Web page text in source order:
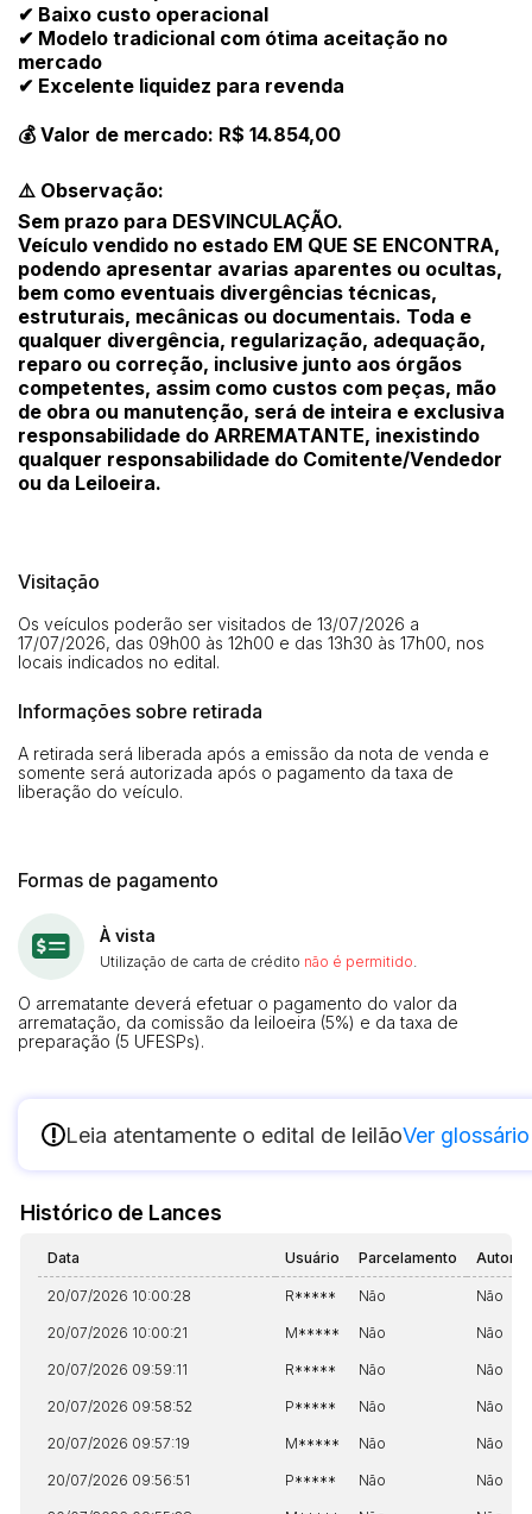
✔ Baixo custo operacional
✔ Modelo tradicional com ótima aceitação no
mercado
✔ Excelente liquidez para revenda
💰 Valor de mercado: R$ 14.854,00
⚠️ Observação:
Sem prazo para DESVINCULAÇÃO.
Veículo vendido no estado EM QUE SE ENCONTRA,
podendo apresentar avarias aparentes ou ocultas,
bem como eventuais divergências técnicas,
estruturais, mecânicas ou documentais. Toda e
qualquer divergência, regularização, adequação,
reparo ou correção, inclusive junto aos órgãos
competentes, assim como custos com peças, mão
de obra ou manutenção, será de inteira e exclusiva
responsabilidade do ARREMATANTE, inexistindo
qualquer responsabilidade do Comitente/Vendedor
ou da Leiloeira.
Visitação
Os veículos poderão ser visitados de 13/07/2026 a
17/07/2026, das 09h00 às 12h00 e das 13h30 às 17h00, nos
locais indicados no edital.
Informações sobre retirada
A retirada será liberada após a emissão da nota de venda e
somente será autorizada após o pagamento da taxa de
liberação do veículo.
Formas de pagamento
À vista
Utilização de carta de crédito não é permitido
O arrematante deverá efetuar o pagamento do valor da
arrematação, da comissão da leiloeira (5%) e da taxa de
preparação (5 UFESPs).
! Leia atentamente o edital de leilãoVer
Histórico de Lances
Data Usuário Parcelamento
20/07/2026 10:00:28 R***** Não Não
20/07/2026 10:00:21 M***** Não Não
20/07/2026 09:59:11 R***** Não Não
20/07/2026 09:58:52 P***** Não Não
20/07/2026 09:57:19 M***** Não Não
20/07/2026 09:56:51 P***** Não Não
Envie sua Proposta
(Art. 895, CPC)
Histórico de Propostas
Data Usuário
14/04/2025 18:43:11 TIAGOFELIPE
14/04/2025 18:43:11
Habilite-se para efetuar lances ou
propostas